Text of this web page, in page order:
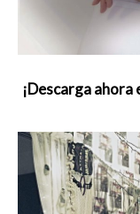
¡Descarga